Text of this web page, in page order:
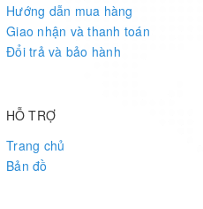
Hướng dẫn mua hàng
Giao nhận và thanh toán
Đổi trả và bảo hành
HỖ TRỢ
Trang chủ
Bản đồ